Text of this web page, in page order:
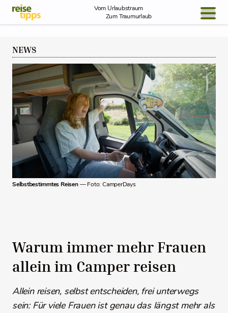
Skip to Content
Vom Urlaubstraum
Zum Traumurlaub
REISEIDEEN
NEWS
Selbstbestimmtes Reisen— Foto: CamperDays
Warum immer mehr Frauen
allein im Camper reisen
Allein reisen, selbst entscheiden, frei unterwegs
sein: Für viele Frauen ist genau das längst mehr als